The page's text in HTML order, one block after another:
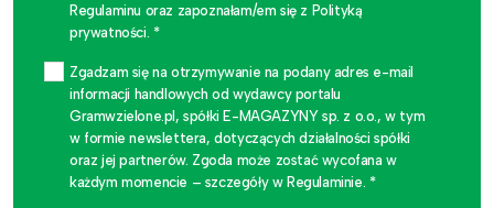
Regulaminu oraz zapoznałam/em się z Polityką
prywatności. *
Zgadzam się na otrzymywanie na podany adres e-mail
informacji handlowych od wydawcy portalu
Gramwzielone.pl, spółki E-MAGAZYNY sp. z o.o., w tym
w formie newslettera, dotyczących działalności spółki
oraz jej partnerów. Zgoda może zostać wycofana w
każdym momencie – szczegóły w Regulaminie. *